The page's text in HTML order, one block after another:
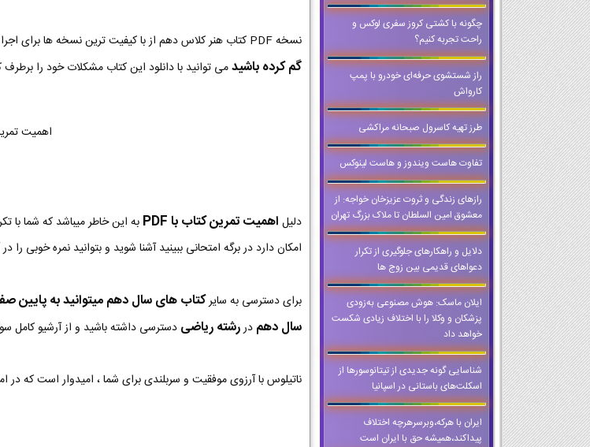
چگونه با کشتی کروز سفری لوکس و
راحت تجربه کنیم؟
راز شستشوی حرفه‌ای خودرو با پمپ
کارواش
طرز تهیه کاسرول صبحانه مراکشی
تفاوت هاست ویندوز و هاست لینوکس
رازهای زندگی و ثروت عزیزخان خواجه: از
معشوق امین السلطان تا ملاک بزرگ تهران
دلایل و راهکارهای جلوگیری از تکرار
دعواهای قدیمی بین زوج ها
ایلان ماسک: هوش مصنوعی به‌زودی
پزشکان و وکلا را با اختلاف زیادی شکست
خواهد داد
شناسایی گونه جدیدی از تیتانوسورها از
اسکلت‌های باستانی در اسپانیا
ایران با هرکه،وبرسرهرچه اختلاف
پیداکند،همیشه حق با ایران است
نسخه PDF کتاب هنر کلاس دهم از با کیفیت ترین نسخه ها برای اجرا در کلاس و تخته های هوشمند است که می توانید حتی وقتی که
گم کرده باشیدمی توانید با دانلود این کتاب مشکلات خود را برطرف
اهمیت
دلیل اهمیت تمرین کتاب با PDF
به این خاطر میباشد که شما با
امکان دارد در برگه امتحانی ببینید آشنا شوید و بتوانید نمره خوبی
برای دسترسی به سایرکتاب های سال دهم میتوانید به پایین
سال دهم دررشته ریاضی دسترسی داشته باشید و از آرشیو کامل
ناتیلوس با آرزوی موفقیت و سربلندی برای شما ، امیدوار است که